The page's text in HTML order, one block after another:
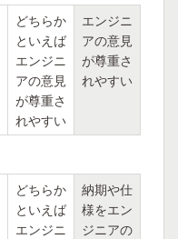
どちらか
といえば
エンジニ
アの意見
が尊重さ
れやすい
エンジニ
アの意見
が尊重さ
れやすい
どちらか
といえば
エンジニ
納期や仕
様をエン
ジニアの